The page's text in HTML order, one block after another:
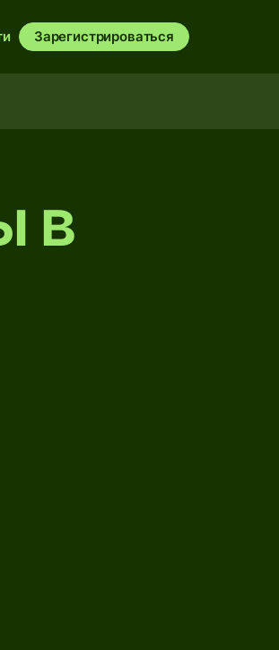
Зарегистрироваться
в